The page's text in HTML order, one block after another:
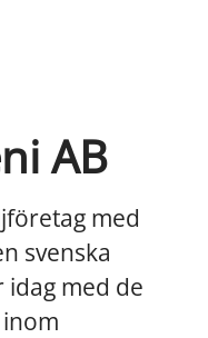
AB
med
svenska
idag med de